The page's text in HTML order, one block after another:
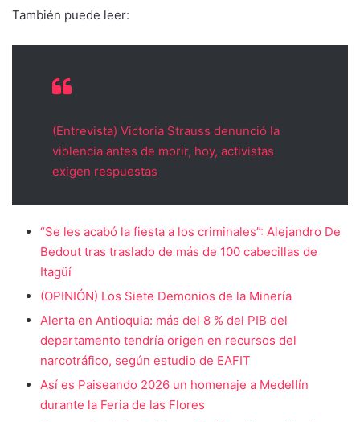
También puede leer:
(Entrevista) Victoria Strauss denunció la
violencia antes de morir, hoy, activistas
exigen respuestas
“Se les acabó la fiesta a los criminales”: Alejandro De
Bedout tras traslado de más de 100 cabecillas de
Itagüí
(OPINIÓN) Los Siete Demonios de la Minería
Alerta en Antioquia: más del 8 % del PIB del
departamento tendría origen en recursos del
narcotráfico, según estudio de EAFIT
Así es Paiseando 2026 un homenaje a Medellín
durante la Feria de las Flores